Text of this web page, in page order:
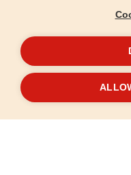
© 2026Extol.cz-